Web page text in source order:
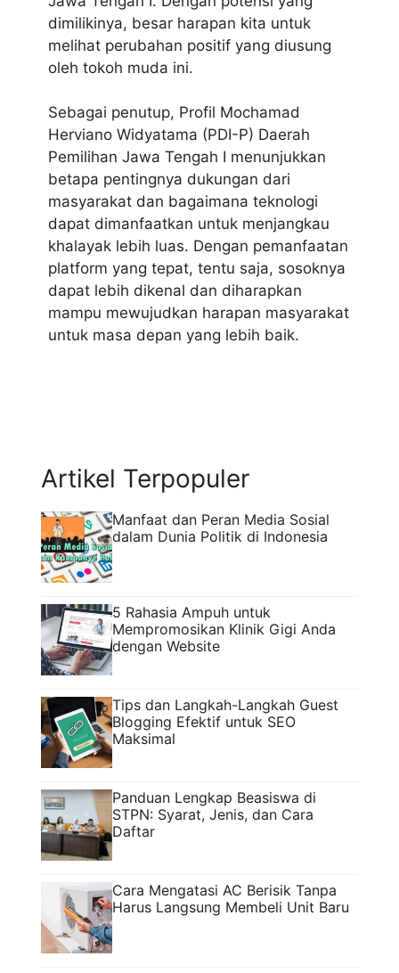
dimilikinya, besar harapan kita untuk
melihat perubahan positif yang diusung
oleh tokoh muda ini.
Sebagai penutup, Profil Mochamad
Herviano Widyatama (PDI-P) Daerah
Pemilihan Jawa Tengah I menunjukkan
betapa pentingnya dukungan dari
masyarakat dan bagaimana teknologi
dapat dimanfaatkan untuk menjangkau
khalayak lebih luas. Dengan pemanfaatan
platform yang tepat, tentu saja, sosoknya
dapat lebih dikenal dan diharapkan
mampu mewujudkan harapan masyarakat
untuk masa depan yang lebih baik.
Artikel Terpopuler
Manfaat dan Peran Media Sosial
dalam Dunia Politik di Indonesia
5 Rahasia Ampuh untuk
Mempromosikan Klinik Gigi Anda
dengan Website
Tips dan Langkah-Langkah Guest
Blogging Efektif untuk SEO
Maksimal
Panduan Lengkap Beasiswa di
STPN: Syarat, Jenis, dan Cara
Daftar
Cara Mengatasi AC Berisik Tanpa
Harus Langsung Membeli Unit Baru